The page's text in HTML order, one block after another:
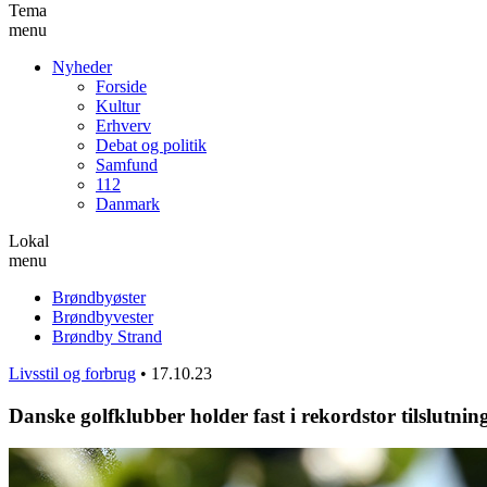
Tema
menu
Nyheder
Forside
Kultur
Erhverv
Debat og politik
Samfund
112
Danmark
Lokal
menu
Brøndbyøster
Brøndbyvester
Brøndby Strand
Livsstil og forbrug • 17.10.23
Danske golfklubber holder fast i rekordstor